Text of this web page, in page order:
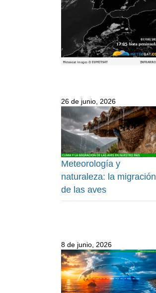
26 de junio, 2026
Meteorología y
naturaleza: la migración
de las aves
8 de junio, 2026